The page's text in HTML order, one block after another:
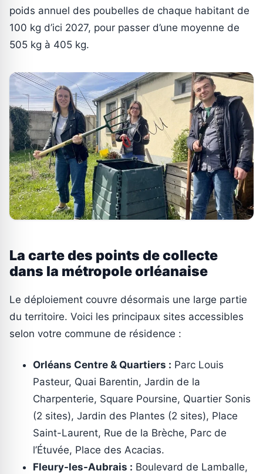
poids annuel des poubelles de chaque habitant de
100 kg d’ici 2027, pour passer d’une moyenne de
505 kg à 405 kg.
La carte des points de collecte
dans la métropole orléanaise
Le déploiement couvre désormais une large partie
du territoire. Voici les principaux sites accessibles
selon votre commune de résidence :
Orléans Centre & Quartiers : Parc Louis
Pasteur, Quai Barentin, Jardin de la
Charpenterie, Square Poursine, Quartier Sonis
(2 sites), Jardin des Plantes (2 sites), Place
Saint-Laurent, Rue de la Brèche, Parc de
l’Étuvée, Place des Acacias.
Fleury-les-Aubrais : Boulevard de Lamballe,